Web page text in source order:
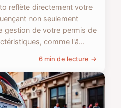
reflète directement votre
non seulement
gestion de votre permis de
comme l'â...
6 min de lecture →